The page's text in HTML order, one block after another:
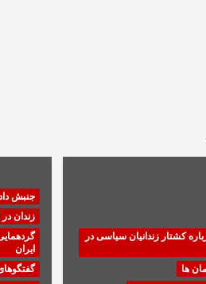
کشتار زندانیان سیاسی در
ها
جنبش
زندان در
ایران